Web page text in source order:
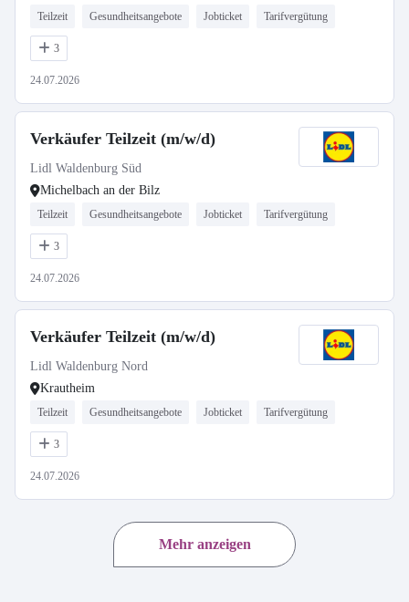
Teilzeit Gesundheitsangebote Jobticket Tarifvergütung
3
24.07.2026
Verkäufer Teilzeit (m/w/d)
Lidl Waldenburg Süd
Michelbach an der Bilz
Teilzeit Gesundheitsangebote Jobticket Tarifvergütung
3
24.07.2026
Verkäufer Teilzeit (m/w/d)
Lidl Waldenburg Nord
Krautheim
Teilzeit Gesundheitsangebote Jobticket Tarifvergütung
3
24.07.2026
Mehr anzeigen